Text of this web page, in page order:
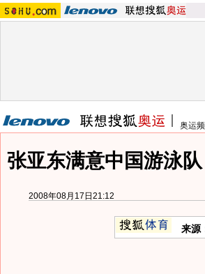
奥运
张亚东满意中国游泳
2008年08月17日21:12
来源